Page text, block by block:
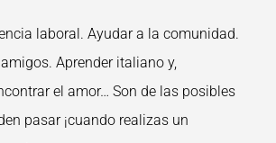
laboral. Ayudar a la comunidad.
Aprender italiano y,
el amor… Son de las posibles
pasar ¡cuando realizas un